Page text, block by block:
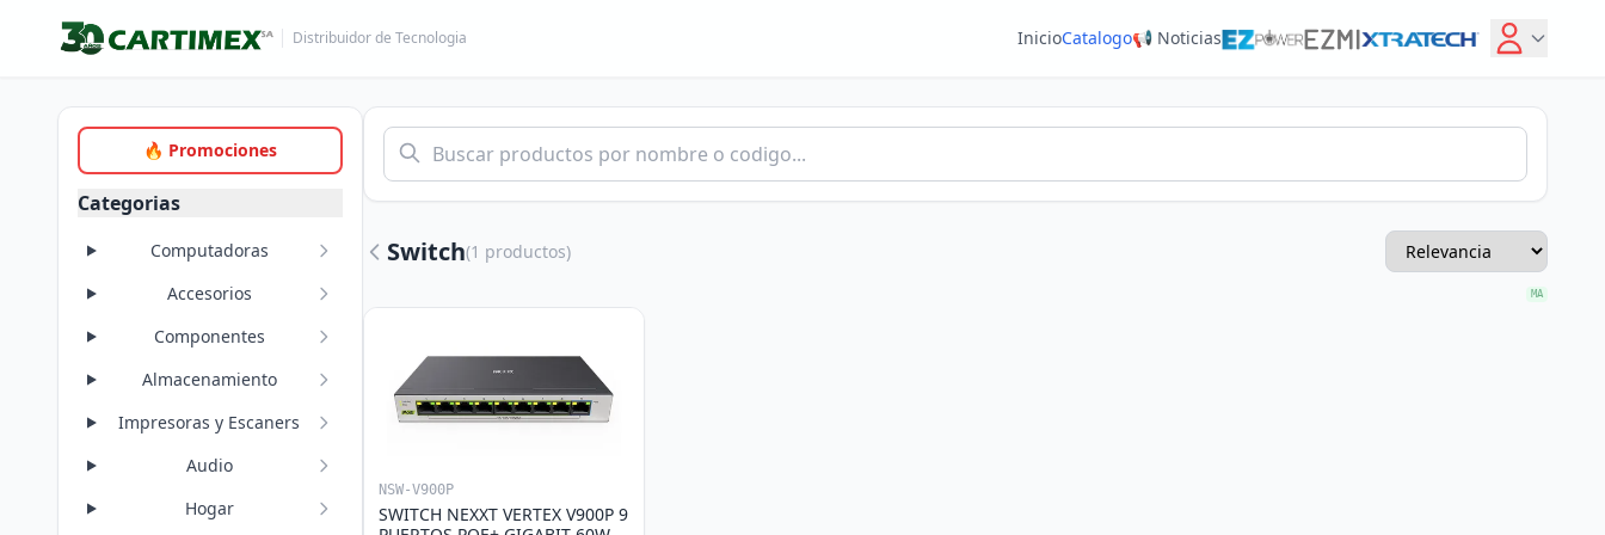
Distribuidor de Tecnologia InicioCatalogo📢 Noticias
🔥 Promociones
Categorias
Computadoras
Accesorios
Componentes
Almacenamiento
Impresoras y Escaners
Audio
Hogar
Switch(1 productos)
MA
NSW-V900P
SWITCH NEXXT VERTEX V900P 9